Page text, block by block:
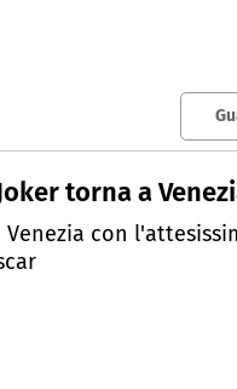
torna a
con